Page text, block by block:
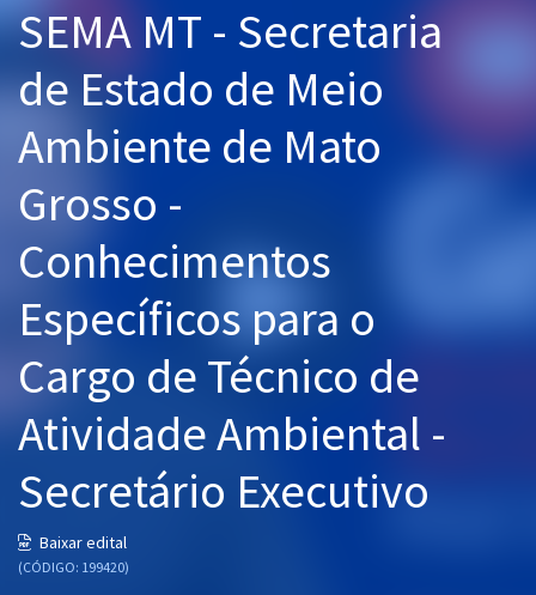
Cursos 20% OFF
Pós
Graduação
OAB
Mentorias
Questões grátis
Aprovados
SEMA MT - Secretaria
de Estado de Meio
Ambiente de Mato
Grosso -
Conhecimentos
Específicos para o
Cargo de Técnico de
Atividade Ambiental -
Secretário Executivo
Baixar edital
(CÓDIGO: 199420)